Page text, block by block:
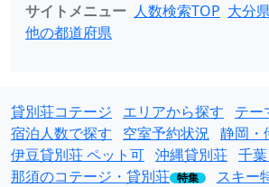
サイトメニュー 人数検索TOP 大分
他の都道府県
貸別荘コテージ エリアから探す
テー
宿泊人数で探す
空室予約状況 静岡・
伊豆貸別荘 ペット可 沖縄貸別荘 千
那須のコテージ・貸別荘 特集
スキー